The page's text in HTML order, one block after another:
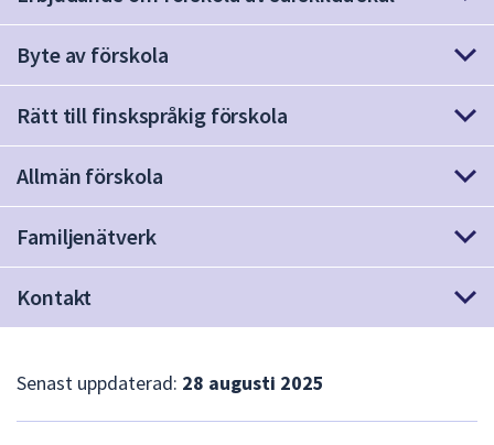
Byte av förskola
Rätt till finskspråkig förskola
Allmän förskola
Familjenätverk
Kontakt
Senast uppdaterad: 28 augusti 2025